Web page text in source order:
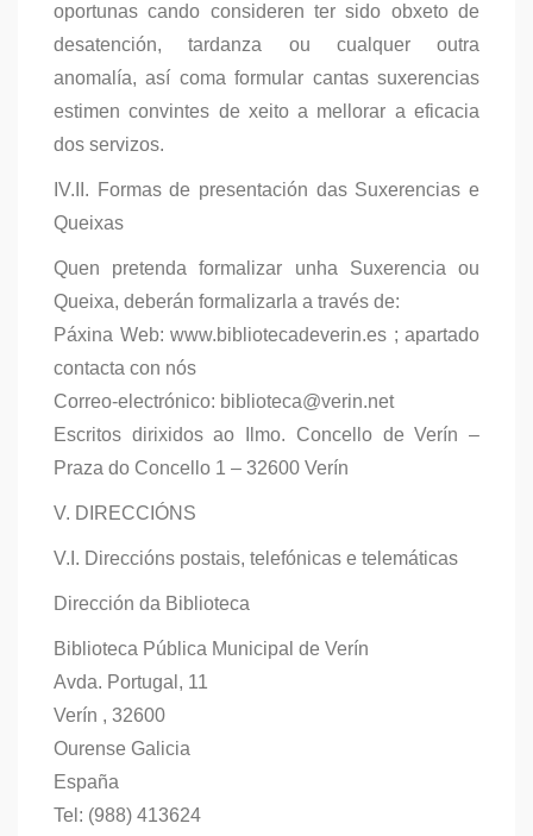
oportunas cando consideren ter sido obxeto de
desatención, tardanza ou cualquer outra
anomalía, así coma formular cantas suxerencias
estimen convintes de xeito a mellorar a eficacia
dos servizos.
IV.II. Formas de presentación das Suxerencias e
Queixas
Quen pretenda formalizar unha Suxerencia ou
Queixa, deberán formalizarla a través de:
Páxina Web: www.bibliotecadeverin.es ; apartado
contacta con nós
Correo-electrónico: biblioteca@verin.net
Escritos dirixidos ao Ilmo. Concello de Verín –
Praza do Concello 1 – 32600 Verín
V. DIRECCIÓNS
V.I. Direccións postais, telefónicas e telemáticas
Dirección da Biblioteca
Biblioteca Pública Municipal de Verín
Avda. Portugal, 11
Verín , 32600
Ourense Galicia
España
Tel: (988) 413624